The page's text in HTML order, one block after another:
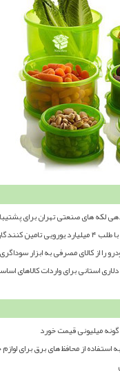
لکه های صنعتی تهران برای
کالاهای اساسی
را از کالای مصرفی به ابزار
از محافظ های برق برای